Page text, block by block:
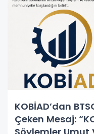
KOBİAD’dan
Çeken Mesaj: